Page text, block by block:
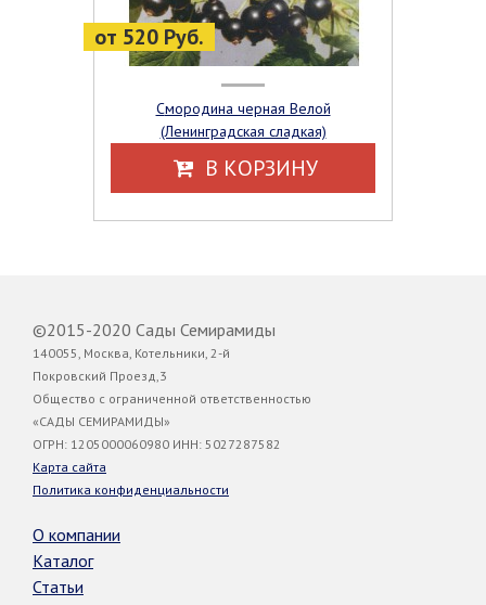
от 520 Руб.
Смородина черная Велой
(Ленинградская сладкая)
В КОРЗИНУ
©2015-2020 Сады Семирамиды
140055, Москва, Котельники, 2-й
Покровский Проезд,3
Общество с ограниченной ответственностью
«САДЫ СЕМИРАМИДЫ»
ОГРН: 1205000060980 ИНН: 5027287582
Карта сайта
Политика конфиденциальности
О компании
Каталог
Статьи